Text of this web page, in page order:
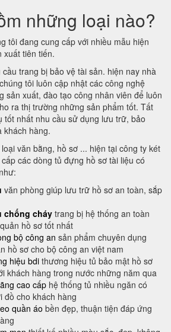
những loại nào?
tôi đang cung cấp với nhiều mẫu hiện
xuất tiên tiến.
trang bị bảo vệ tài sản. hiện nay nhà
tôi luôn cập nhật các công nghệ
sản xuất, đào tạo công nhân viên để luôn
ra thị trường những sản phẩm tốt. Tất
tốt nhất nhu cầu sử dụng lưu trữ, bảo
khách hàng.
văn bằng, hồ sơ ... hiện tại công ty két
các dòng tủ đựng hồ sơ tài liệu có
văn phòng giúp lưu trữ hồ sơ an toàn, sắp
chống cháy trang bị hệ thống an toàn
hồ sơ tốt nhất
bộ công an sản phẩm chuyên dụng
hồ sơ cho bộ công an việt nam
hiệu bdi thương hiệu tủ bảo mật hồ sơ
khách hàng trong nước những năm qua
cao cấp hệ thống tủ nhiều ngăn có
đồ cho khách hàng
quần áo bền đẹp, thuận tiện đáp ứng